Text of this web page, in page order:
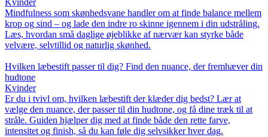
Kvinder
Mindfulness som skønhedsvane handler om at finde balance mellem
krop og sind – og lade den indre ro skinne igennem i din udstråling.
Læs, hvordan små daglige øjeblikke af nærvær kan styrke både
velvære, selvtillid og naturlig skønhed.
Hvilken læbestift passer til dig? Find den nuance, der fremhæver din
hudtone
Kvinder
Er du i tvivl om, hvilken læbestift der klæder dig bedst? Lær at
vælge den nuance, der passer til din hudtone, og få dine træk til at
stråle. Guiden hjælper dig med at finde både den rette farve,
intensitet og finish, så du kan føle dig selvsikker hver dag.